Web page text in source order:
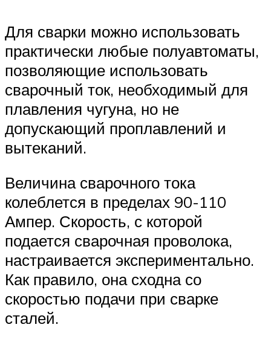
Для сварки можно использовать
практически любые полуавтоматы,
позволяющие использовать
сварочный ток, необходимый для
плавления чугуна, но не
допускающий проплавлений и
вытеканий.
Величина сварочного тока
колеблется в пределах 90-110
Ампер. Скорость, с которой
подается сварочная проволока,
настраивается экспериментально.
Как правило, она сходна со
скоростью подачи при сварке
сталей.